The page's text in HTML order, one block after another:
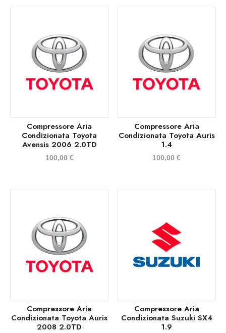
Compressore Aria
Condizionata Toyota
Avensis 2006 2.0TD
100,00 €
Compressore Aria
Condizionata Toyota Auris
1.4
100,00€
Compressore Aria
Condizionata Toyota Auris
2008 2.0TD
Compressore Aria
Condizionata Suzuki SX4
1.9